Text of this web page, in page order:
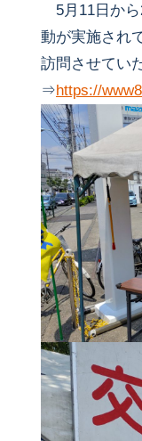
5月11日から
動が実施され
訪問させてい
⇒https://